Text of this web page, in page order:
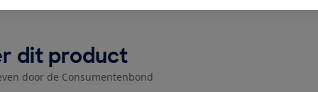
dit product
door de Consumentenbond